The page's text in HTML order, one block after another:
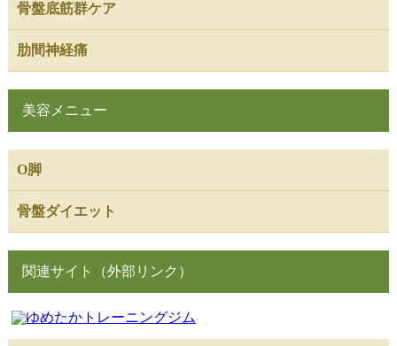
骨盤底筋群ケア
肋間神経痛
美容メニュー
O脚
骨盤ダイエット
関連サイト（外部リンク）